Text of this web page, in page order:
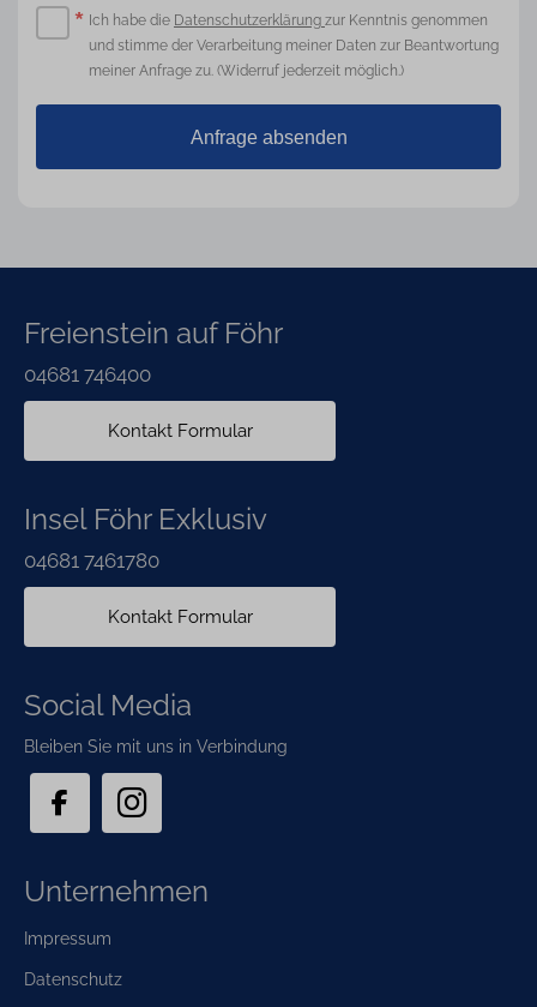
PflichtfeldIch habe die Datenschutzerklärung zur Kenntnis genommen
und stimme der Verarbeitung meiner Daten zur Beantwortung
meiner Anfrage zu. (Widerruf jederzeit möglich.)
*
Anfrage absenden
Freienstein auf Föhr
04681 746400
Kontakt Formular
Insel Föhr Exklusiv
04681 7461780
Kontakt Formular
Social Media
Bleiben Sie mit uns in Verbindung
Unternehmen
überspringen
Impressum
Datenschutz